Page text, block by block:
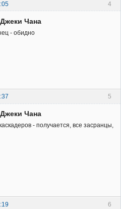
4
Чана
- обидно
5
Чана
- получается, все засранцы,
6